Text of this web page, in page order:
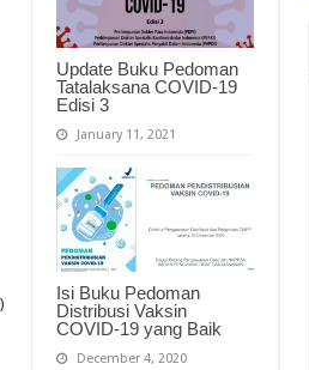
Update Buku Pedoman
Tatalaksana COVID-19
Edisi 3
January 11, 2021
Isi Buku Pedoman
Distribusi Vaksin
COVID-19 yang Baik
December 4, 2020